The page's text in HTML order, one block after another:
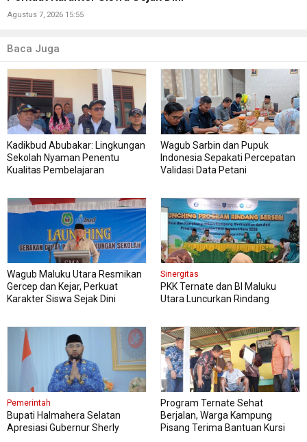
Agustus 7, 2026 15:55
Baca Juga
Kadikbud Abubakar: Lingkungan
Sekolah Nyaman Penentu
Kualitas Pembelajaran
Wagub Sarbin dan Pupuk
Indonesia Sepakati Percepatan
Validasi Data Petani
Wagub Maluku Utara Resmikan
Gercep dan Kejar, Perkuat
Karakter Siswa Sejak Dini
Sinergitas
PKK Ternate dan BI Maluku
Utara Luncurkan Rindang
Pemerintah
Bupati Halmahera Selatan
Apresiasi Gubernur Sherly
Program Ternate Sehat
Berjalan, Warga Kampung
Pisang Terima Bantuan Kursi